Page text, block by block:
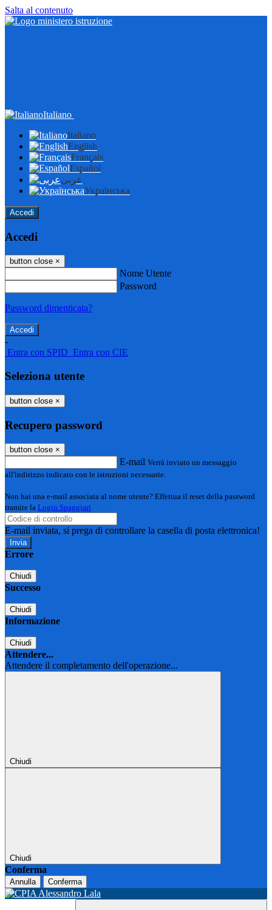
Salta al contenuto
Italiano
Italiano
English
Français
Español
عربى
Українська
Accedi
Accedi
button close ×
Nome Utente
Password
Password dimenticata?
-
Entra con SPID Entra con CIE
Seleziona utente
button close ×
Recupero password
button close ×
E-mail Verrà inviato un messaggio
all'indirizzo indicato con le istruzioni necessarie.
Non hai una e-mail associata al nome utente? Effettua il reset della password
tramite la Login Spaggiari
E-mail inviata, si prega di controllare la casella di posta elettronica!
Errore
Chiudi
Successo
Chiudi
Informazione
Chiudi
Attendere...
Attendere il completamento dell'operazione...
Chiudi
Chiudi
Conferma
Annulla Conferma